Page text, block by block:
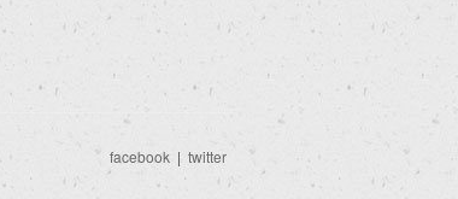
facebook | twitter